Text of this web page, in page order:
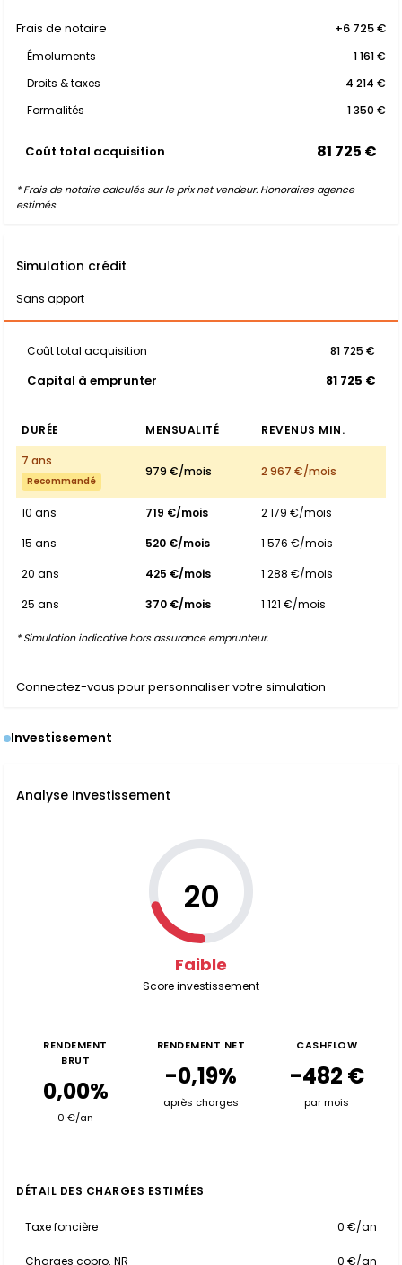
Frais de notaire +6 725 €
Émoluments
1 161 €
Droits & taxes
4 214 €
Formalités
1 350 €
Coût total acquisition 81 725 €
* Frais de notaire calculés sur le prix net vendeur. Honoraires agence
estimés.
Simulation crédit
Sans apport
Coût total acquisition 81 725 €
Capital à emprunter 81 725 €
DURÉE MENSUALITÉ
REVENUS MIN.
7 ans
Recommandé
979 €/mois 2 967 €/mois
10 ans 719 €/mois
2 179 €/mois
15 ans
520 €/mois
1 576 €/mois
20 ans
425 €/mois
1 288 €/mois
25 ans
370 €/mois 1 121 €/mois
* Simulation indicative hors assurance emprunteur.
Connectez-vous pour personnaliser votre simulation
Investissement
Analyse Investissement
20
Faible
Score investissement
RENDEMENT
BRUT
0,00%
0 €/an
RENDEMENT NET
-0,19%
après charges
CASHFLOW
-482 €
par mois
DÉTAIL DES CHARGES ESTIMÉES
Taxe foncière 0 €/an
Charges copro. NR 0 €/an